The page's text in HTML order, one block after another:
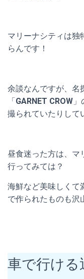
マリーナシティは独
らんです！
余談なんですが、名
「GARNET CROW
撮られていたりして
昼食迷った方は、マ
行ってみては？
海鮮など美味しくて
で作られたものも沢
車で行ける